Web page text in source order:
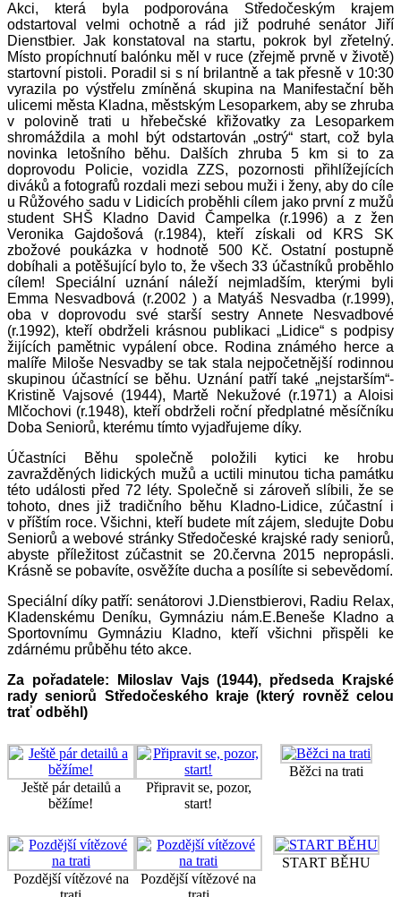
Akci, která byla podporována Středočeským krajem
odstartoval velmi ochotně a rád již podruhé senátor Jiří
Dienstbier. Jak konstatoval na startu, pokrok byl zřetelný.
Místo propíchnutí balónku měl v ruce (zřejmě prvně v životě)
startovní pistoli. Poradil si s ní brilantně a tak přesně v 10:30
vyrazila po výstřelu zmíněná skupina na Manifestační běh
ulicemi města Kladna, městským Lesoparkem, aby se zhruba
v polovině trati u hřebečské křižovatky za Lesoparkem
shromáždila a mohl být odstartován „ostrý“ start, což byla
novinka letošního běhu. Dalších zhruba 5 km si to za
doprovodu Policie, vozidla ZZS, pozornosti přihlížejících
diváků a fotografů rozdali mezi sebou muži i ženy, aby do cíle
u Růžového sadu v Lidicích proběhli cílem jako první z mužů
student SHŠ Kladno David Čampelka (r.1996) a z žen
Veronika Gajdošová (r.1984), kteří získali od KRS SK
zbožové poukázka v hodnotě 500 Kč. Ostatní postupně
dobíhali a potěšující bylo to, že všech 33 účastníků proběhlo
cílem! Speciální uznání náleží nejmladším, kterými byli
Emma Nesvadbová (r.2002 ) a Matyáš Nesvadba (r.1999),
oba v doprovodu své starší sestry Annete Nesvadbové
(r.1992), kteří obdrželi krásnou publikaci „Lidice“ s podpisy
žijících pamětnic vypálení obce. Rodina známého herce a
malíře Miloše Nesvadby se tak stala nejpočetnější rodinnou
skupinou účastnící se běhu. Uznání patří také „nejstarším“-
Kristině Vajsové (1944), Martě Nekužové (r.1971) a Aloisi
Mlčochovi (r.1948), kteří obdrželi roční předplatné měsíčníku
Doba Seniorů, kterému tímto vyjadřujeme díky.
Účastníci Běhu společně položili kytici ke hrobu
zavražděných lidických mužů a uctili minutou ticha památku
této události před 72 léty. Společně si zároveň slíbili, že se
tohoto, dnes již tradičního běhu Kladno-Lidice, zúčastní i
v příštím roce. Všichni, kteří budete mít zájem, sledujte Dobu
Seniorů a webové stránky Středočeské krajské rady seniorů,
abyste příležitost zúčastnit se 20.června 2015 nepropásli.
Krásně se pobavíte, osvěžíte ducha a posílíte si sebevědomí.
Speciální díky patří: senátorovi J.Dienstbierovi, Radiu Relax,
Kladenskému Deníku, Gymnáziu nám.E.Beneše Kladno a
Sportovnímu Gymnáziu Kladno, kteří všichni přispěli ke
zdárnému průběhu této akce.
Za pořadatele: Miloslav Vajs (1944), předseda Krajské
rady seniorů Středočeského kraje (který rovněž celou
trať odběhl)
Ještě pár detailů a
běžíme!
Připravit se, pozor,
start!
Běžci na trati
Pozdější vítězové na
Pozdější vítězové na
START BĚHU